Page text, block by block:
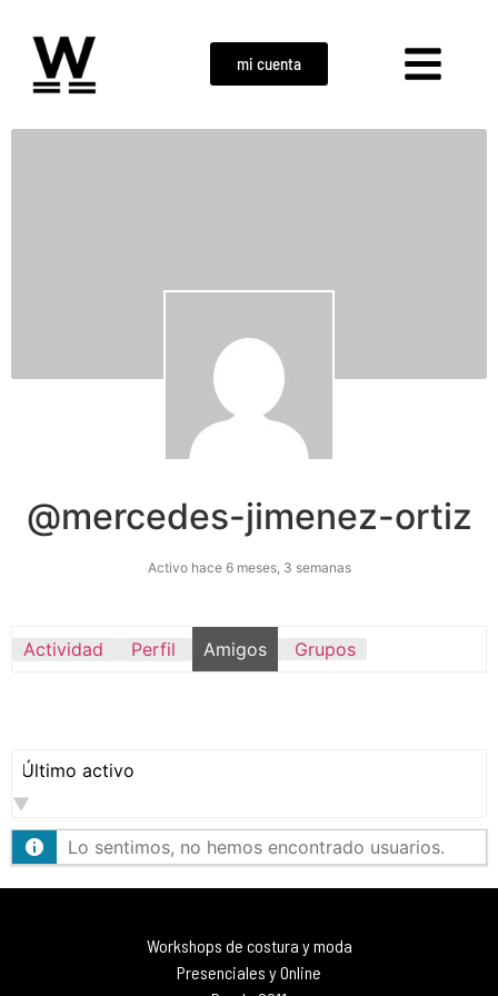
mi cuenta
@mercedes-jimenez-ortiz
Activo hace 6 meses, 3 semanas
Actividad Perfil Amigos Grupos
Mostrar:
Lo sentimos, no hemos encontrado usuarios.
Workshops de costura y moda
Presenciales y Online